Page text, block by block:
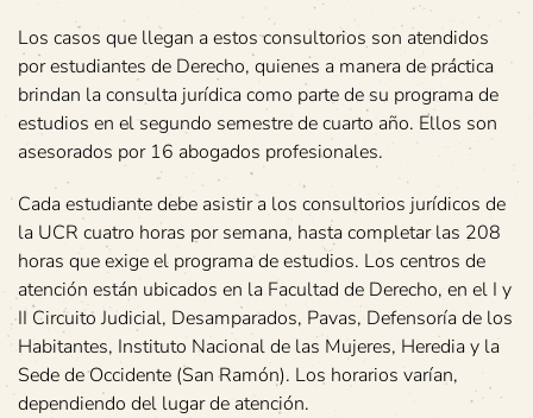
Los casos que llegan a estos consultorios son atendidos
por estudiantes de Derecho, quienes a manera de práctica
brindan la consulta jurídica como parte de su programa de
estudios en el segundo semestre de cuarto año. Ellos son
asesorados por 16 abogados profesionales.
Cada estudiante debe asistir a los consultorios jurídicos de
la UCR cuatro horas por semana, hasta completar las 208
horas que exige el programa de estudios. Los centros de
atención están ubicados en la Facultad de Derecho, en el I y
II Circuito Judicial, Desamparados, Pavas, Defensoría de los
Habitantes, Instituto Nacional de las Mujeres, Heredia y la
Sede de Occidente (San Ramón). Los horarios varían,
dependiendo del lugar de atención.